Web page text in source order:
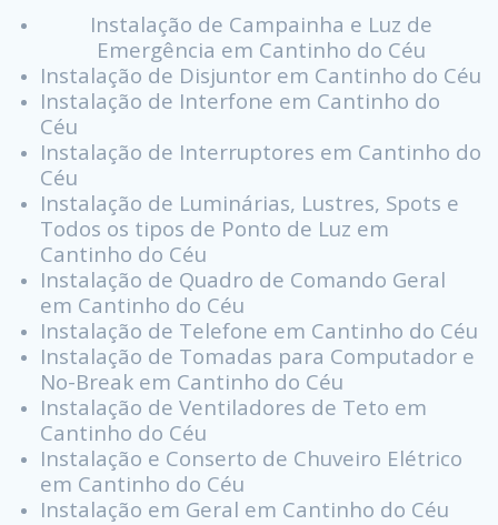
Instalação de Campainha e Luz de
Emergência em Cantinho do Céu
Instalação de Disjuntor em Cantinho do Céu
Instalação de Interfone em Cantinho do
Céu
Instalação de Interruptores em Cantinho do
Céu
Instalação de Luminárias, Lustres, Spots e
Todos os tipos de Ponto de Luz em
Cantinho do Céu
Instalação de Quadro de Comando Geral
em Cantinho do Céu
Instalação de Telefone em Cantinho do Céu
Instalação de Tomadas para Computador e
No-Break em Cantinho do Céu
Instalação de Ventiladores de Teto em
Cantinho do Céu
Instalação e Conserto de Chuveiro Elétrico
em Cantinho do Céu
Instalação em Geral em Cantinho do Céu